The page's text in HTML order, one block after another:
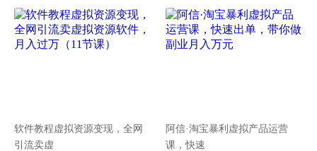
软件教程虚拟资源变现，全网
引流卖虚
阿信·淘宝暴利虚拟产品运营
课，快速